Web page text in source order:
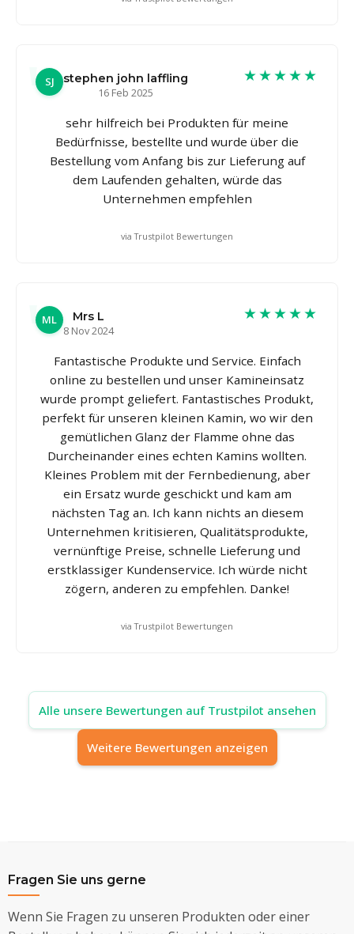
SJ
stephen john laffling
16 Feb 2025
★★★★★
sehr hilfreich bei Produkten für meine
Bedürfnisse, bestellte und wurde über die
Bestellung vom Anfang bis zur Lieferung auf
dem Laufenden gehalten, würde das
Unternehmen empfehlen
via Trustpilot Bewertungen
ML
Mrs L
8 Nov 2024
★★★★★
Fantastische Produkte und Service. Einfach
online zu bestellen und unser Kamineinsatz
wurde prompt geliefert. Fantastisches Produkt,
perfekt für unseren kleinen Kamin, wo wir den
gemütlichen Glanz der Flamme ohne das
Durcheinander eines echten Kamins wollten.
Kleines Problem mit der Fernbedienung, aber
ein Ersatz wurde geschickt und kam am
nächsten Tag an. Ich kann nichts an diesem
Unternehmen kritisieren, Qualitätsprodukte,
vernünftige Preise, schnelle Lieferung und
erstklassiger Kundenservice. Ich würde nicht
zögern, anderen zu empfehlen. Danke!
via Trustpilot Bewertungen
Alle unsere Bewertungen auf Trustpilot ansehen
Weitere Bewertungen anzeigen
Fragen Sie uns gerne
Wenn Sie Fragen zu unseren Produkten oder einer